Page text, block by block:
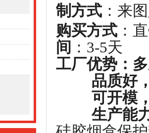
制方式 ： 来
购买方式
间 ：3-5天
工厂优势：
品质好，
可开模，
生产能力